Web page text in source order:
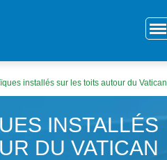
installés sur les toits autour du Vatican
INSTALLÉS
DU VATICAN